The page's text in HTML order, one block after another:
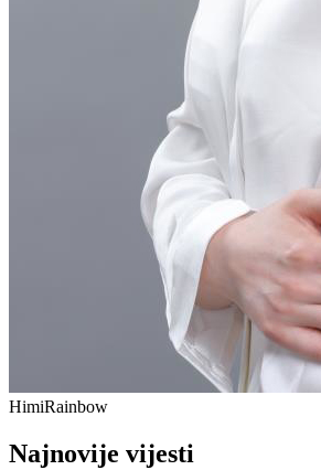
HimiRainbow
Najnovije vijesti